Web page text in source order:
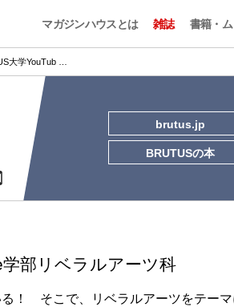
マガジンハウスとは 雑誌 書籍・ム
大学YouTub …
brutus.jp
BRUTUSの本
部リベラルアーツ科
！ そこで、リベラルアーツをテーマ